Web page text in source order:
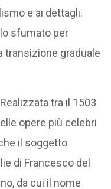
e ai dettagli.
sfumato per
transizione graduale
tra il 1503
opere più celebri
il soggetto
di Francesco del
da cui il nome